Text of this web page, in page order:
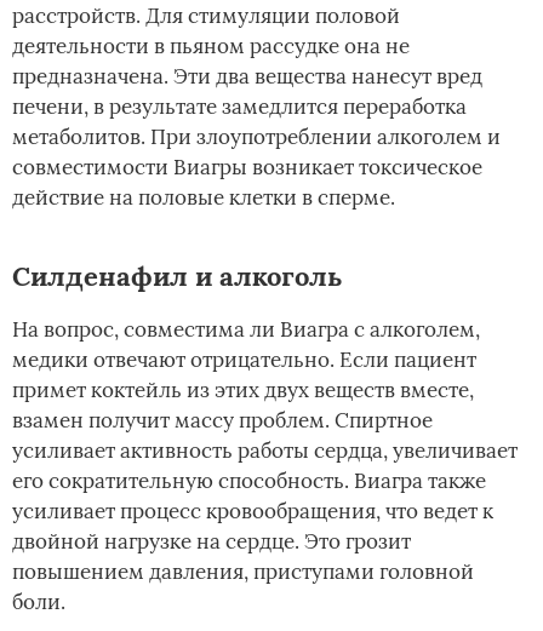
расстройств. Для стимуляции половой
деятельности в пьяном рассудке она не
предназначена. Эти два вещества нанесут вред
печени, в результате замедлится переработка
метаболитов. При злоупотреблении алкоголем и
совместимости Виагры возникает токсическое
действие на половые клетки в сперме.
Силденафил и алкоголь
На вопрос, совместима ли Виагра с алкоголем,
медики отвечают отрицательно. Если пациент
примет коктейль из этих двух веществ вместе,
взамен получит массу проблем. Спиртное
усиливает активность работы сердца, увеличивает
его сократительную способность. Виагра также
усиливает процесс кровообращения, что ведет к
двойной нагрузке на сердце. Это грозит
повышением давления, приступами головной
боли.